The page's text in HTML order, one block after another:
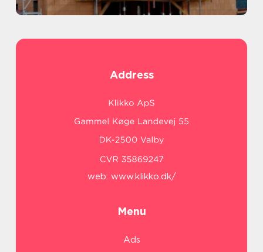
Address
web: www.klikko.dk/
Menu
Ads